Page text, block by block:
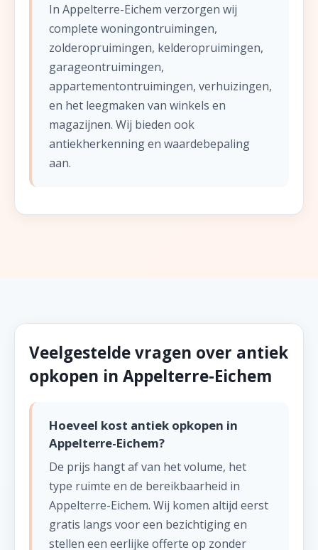
In Appelterre-Eichem verzorgen wij
complete woningontruimingen,
zolderopruimingen, kelderopruimingen,
garageontruimingen,
appartementontruimingen, verhuizingen,
en het leegmaken van winkels en
magazijnen. Wij bieden ook
antiekherkenning en waardebepaling
aan.
Veelgestelde vragen over antiek
opkopen in Appelterre-Eichem
Hoeveel kost antiek opkopen in
Appelterre-Eichem?
De prijs hangt af van het volume, het
type ruimte en de bereikbaarheid in
Appelterre-Eichem. Wij komen altijd eerst
gratis langs voor een bezichtiging en
stellen een eerlijke offerte op zonder